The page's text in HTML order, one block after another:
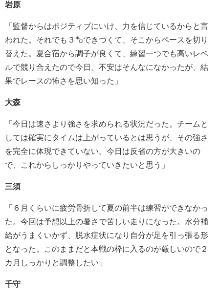
岩原
「監督からはポジティブにいけ、力を信じているからと言
われた。それでも３㌔できつくて、そこからペースを切り
替えた。夏合宿から調子が良くて、練習一つでも高いレベ
ルで競り合えたので今日、不安はそんなになかったが、結
果でレースの怖さを思い知った」
大森
「今日は速さより強さを求められる状況だった。チームと
しては確実にタイムは上がっているとは思うが、その強さ
を完全に体現できていない。今日は反省の方が大きいの
で、これからしっかりやっていきたいと思う」
三須
「６月くらいに疲労骨折して夏の前半は練習ができなかっ
た。今回は予想以上の暑さで苦しい走りになった。水分補
給がうまくいかず、脱水症状になり自分が足を引っ張る形
となった。このままだと本戦の枠に入るのが厳しいので２
カ月しっかりと調整したい」
千守